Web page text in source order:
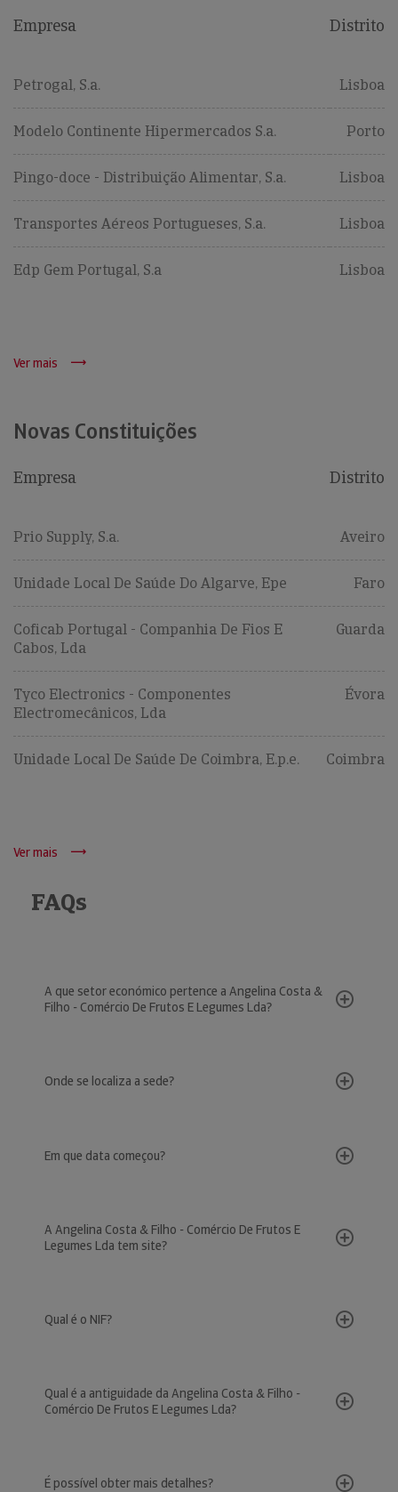
Empresa Distrito
Petrogal, S.a. Lisboa
Modelo Continente Hipermercados S.a. Porto
Pingo-doce - Distribuição Alimentar, S.a. Lisboa
Transportes Aéreos Portugueses, S.a. Lisboa
Edp Gem Portugal, S.a Lisboa
Ver mais
Novas Constituições
Empresa Distrito
Prio Supply, S.a. Aveiro
Unidade Local De Saúde Do Algarve, Epe Faro
Coficab Portugal - Companhia De Fios E
Cabos, Lda
Guarda
Tyco Electronics - Componentes
Electromecânicos, Lda
Évora
Unidade Local De Saúde De Coimbra, E.p.e. Coimbra
Ver mais
FAQs
A que setor económico pertence a Angelina Costa &
Filho - Comércio De Frutos E Legumes Lda?
Onde se localiza a sede?
Em que data começou?
A Angelina Costa & Filho - Comércio De Frutos E
Legumes Lda tem site?
Qual é o NIF?
Qual é a antiguidade da Angelina Costa & Filho -
Comércio De Frutos E Legumes Lda?
É possível obter mais detalhes?